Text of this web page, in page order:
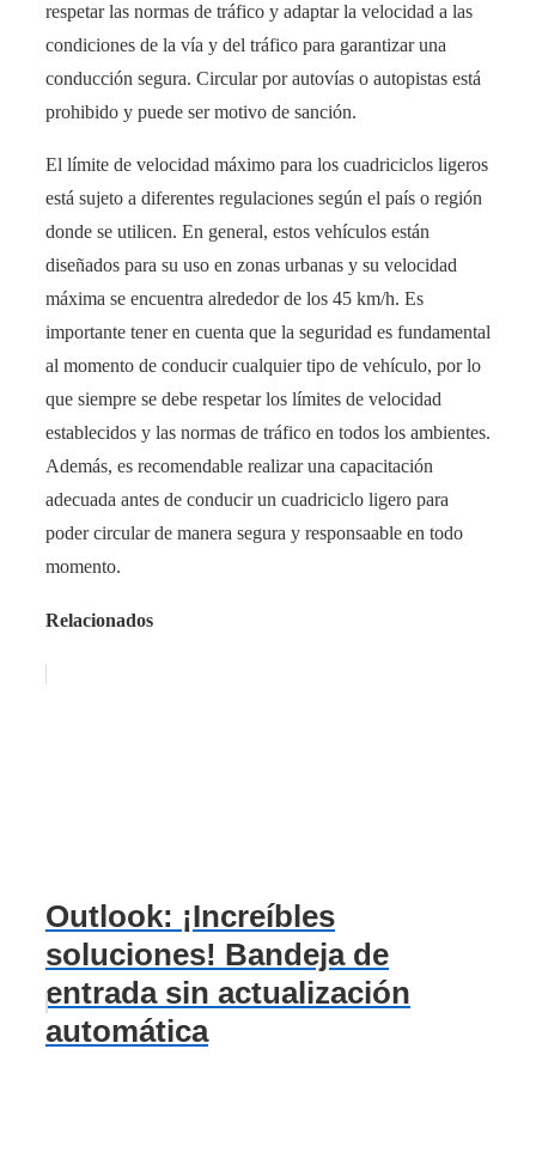
respetar las normas de tráfico y adaptar la velocidad a las
condiciones de la vía y del tráfico para garantizar una
conducción segura. Circular por autovías o autopistas está
prohibido y puede ser motivo de sanción.
El límite de velocidad máximo para los cuadriciclos ligeros
está sujeto a diferentes regulaciones según el país o región
donde se utilicen. En general, estos vehículos están
diseñados para su uso en zonas urbanas y su velocidad
máxima se encuentra alrededor de los 45 km/h. Es
importante tener en cuenta que la seguridad es fundamental
al momento de conducir cualquier tipo de vehículo, por lo
que siempre se debe respetar los límites de velocidad
establecidos y las normas de tráfico en todos los ambientes.
Además, es recomendable realizar una capacitación
adecuada antes de conducir un cuadriciclo ligero para
poder circular de manera segura y responsaable en todo
momento.
Relacionados
Outlook: ¡Increíbles
soluciones! Bandeja de
entrada sin actualización
automática